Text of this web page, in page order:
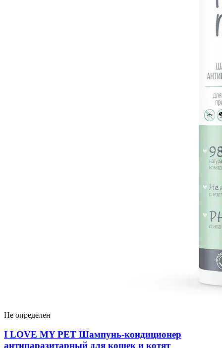
Не определен
I LOVЕ MY PET Шампунь-кондиционер
антипаразитарный для кошек и котят